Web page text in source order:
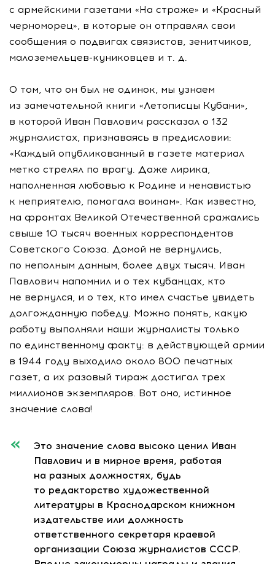
с армейскими газетами «На страже» и «Красный
черноморец», в которые он отправлял свои
сообщения о подвигах связистов, зенитчиков,
малоземельцев-куниковцев и т. д.
О том, что он был не одинок, мы узнаем
из замечательной книги «Летописцы Кубани»,
в которой Иван Павлович рассказал о 132
журналистах, признаваясь в предисловии:
«Каждый опубликованный в газете материал
метко стрелял по врагу. Даже лирика,
наполненная любовью к Родине и ненавистью
к неприятелю, помогала воинам». Как известно,
на фронтах Великой Отечественной сражались
свыше 10 тысяч военных корреспондентов
Советского Союза. Домой не вернулись,
по неполным данным, более двух тысяч. Иван
Павлович напомнил и о тех кубанцах, кто
не вернулся, и о тех, кто имел счастье увидеть
долгожданную победу. Можно понять, какую
работу выполняли наши журналисты только
по единственному факту: в действующей армии
в 1944 году выходило около 800 печатных
газет, а их разовый тираж достигал трех
миллионов экземпляров. Вот оно, истинное
значение слова!
Это значение слова высоко ценил Иван
Павлович и в мирное время, работая
на разных должностях, будь
то редакторство художественной
литературы в Краснодарском книжном
издательстве или должность
ответственного секретаря краевой
организации Союза журналистов СССР.